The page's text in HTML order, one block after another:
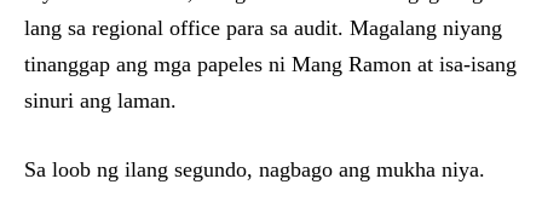
lang sa regional office para sa audit. Magalang niyang
tinanggap ang mga papeles ni Mang Ramon at isa-isang
sinuri ang laman.
Sa loob ng ilang segundo, nagbago ang mukha niya.